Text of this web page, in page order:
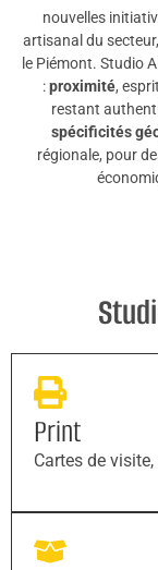
nouvelles
artisanal du
le Piémont. Studio
:proximité,
restant
spécificités
régionale, pour
Print
Cartes de